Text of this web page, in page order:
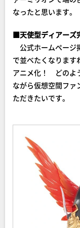
なったと思います。
■天使型ディアーズ
公式ホームページ
で並べたくなります
アニメ化！ どのよ
ながら仮想空間ファ
ただきたいです。